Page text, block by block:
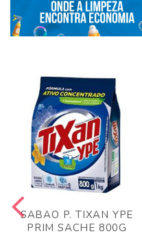
SABAO P. TIXAN YPE
PRIM SACHE 800G